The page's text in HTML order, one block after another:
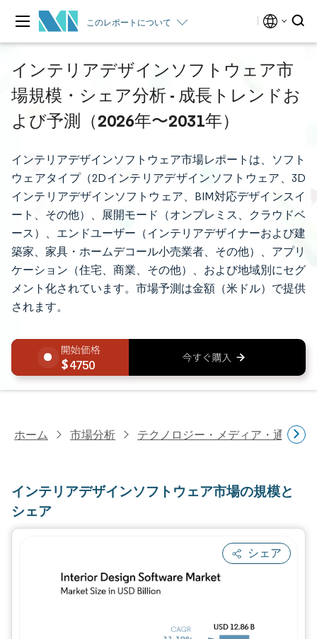
このレポートについて
インテリアデザインソフトウェア市
場規模・シェア分析 - 成長トレンドお
よび予測（2026年〜2031年）
インテリアデザインソフトウェア市場レポートは、ソフト
ウェアタイプ（2Dインテリアデザインソフトウェア、3D
インテリアデザインソフトウェア、BIM対応デザインスイ
ート、その他）、展開モード（オンプレミス、クラウドベ
ース）、エンドユーザー（インテリアデザイナーおよび建
築家、家具・ホームデコール小売業者、その他）、アプリ
ケーション（住宅、商業、その他）、および地域別にセグ
メント化されています。市場予測は金額（米ドル）で提供
されます。
4750
ホーム 市場分析 テクノロジー・メディア・通信研
インテリアデザインソフトウェア市場の規模と
シェア
シェア